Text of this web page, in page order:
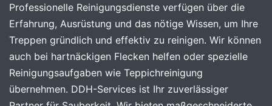
Professionelle Reinigungsdienste verfügen über die
Erfahrung, Ausrüstung und das nötige Wissen, um Ihre
Treppen gründlich und effektiv zu reinigen. Wir können
auch bei hartnäckigen Flecken helfen oder spezielle
Reinigungsaufgaben wie Teppichreinigung
übernehmen. DDH-Services ist Ihr zuverlässiger